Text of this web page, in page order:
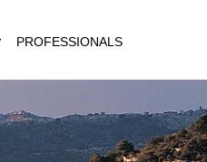
PROFESSIONALS